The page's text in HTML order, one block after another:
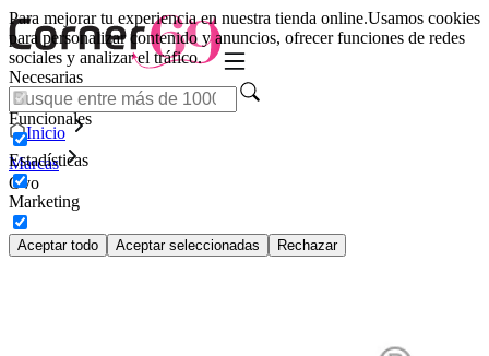
Para mejorar tu experiencia en nuestra tienda online.Usamos cookies
para personalizar contenido y anuncios, ofrecer funciones de redes
sociales y analizar el tráfico.
Necesarias
Funcionales
Estadísticas
Marketing
Aceptar todo Aceptar seleccionadas Rechazar
Inicio
Marcas
Ovo